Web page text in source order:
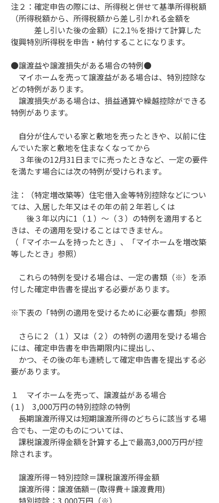
注２：確定申告の際には、所得税と併せて基準所得税額
（所得税額から、所得税額から差し引かれる金額を
差し引いた後の金額）に2.1％を掛けて計算した
復興特別所得税を申告・納付することになります。
●譲渡益や譲渡損失がある場合の特例●
マイホームを売って譲渡益がある場合は、特別控除な
どの特例があります。
譲渡損失がある場合は、損益通算や繰越控除ができる
特例があります。
自分が住んでいる家と敷地を売ったときや、以前に住
んでいた家と敷地を住まなくなってから
３年後の12月31日までに売ったときなど、一定の要件
を満たす場合には次の特例が受けられます。
注：（特定増改築等）住宅借入金等特別控除などについ
ては、入居した年又はその年の前２年若しくは
後３年以内に1（１）～（３）の特例を適用すると
きは、その適用を受けることはできません。
（「マイホームを持ったとき」、「マイホームを増改築
等したとき」参照）
これらの特例を受ける場合は、一定の書類（※）を添
付した確定申告書を提出する必要があります。
※下表の「特例の適用を受けるために必要な書類」参照
さらに２（１）又は（２）の特例の適用を受ける場合
には、確定申告書を申告期限内に提出し、
かつ、その後の年も連続して確定申告書を提出する必
要があります。
１ マイホームを売って、譲渡益がある場合
(１) 3,000万円の特別控除の特例
長期譲渡所得又は短期譲渡所得のどちらに該当する場
合でも、一定のものについては、
課税譲渡所得金額を計算する上で最高3,000万円が控
除されます。
譲渡所得－特別控除＝課税譲渡所得金額
譲渡所得：譲渡価額－(取得費＋譲渡費用)
特別控除：3,000万円（※）